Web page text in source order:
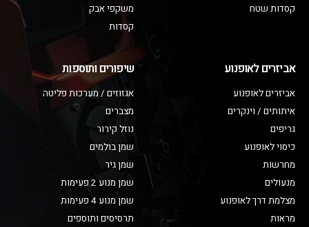
קסדות שטח
משקפי אבק
קסדות
אביזרים לאופנוע
אביזרים לאופנוע
איתותים / וינקרים
גריפים
כיסוי לאופנוע
מחרשות
מנעולים
מצלמת דרך לאופנוע
מראות
שיפורים ותוספות
אגזוזים / מערכות פליטה
מצברים
נוזל קירור
שמן בולמים
שמן גיר
שמן מנוע 2 פעימות
שמן מנוע 4 פעימות
תרסיסים ותוספים